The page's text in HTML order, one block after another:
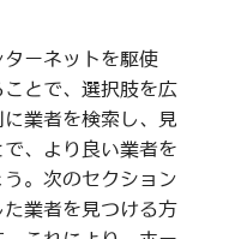
ーネットを駆使
とで、選択肢を広
業者を検索し、見
、より良い業者を
。次のセクション
業者を見つける方